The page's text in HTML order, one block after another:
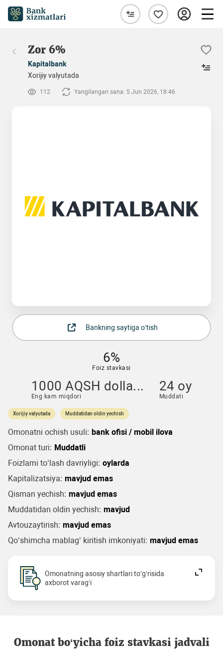
Zor 6%
Kapitalbank
Xorijiy valyutada
112 Yangilangan sana: 5 Jun 2026, 18:46
Bankning saytiga o‘tish
6%
Foiz stavkasi
1000 AQSH dolla...
Eng kam miqdori
24 oy
Muddati
Xorijiy valyutada Muddatidan oldin yechish
Omonatni ochish usuli: bank ofisi / mobil ilova
Omonat turi: Muddatli
Foizlarni to‘lash davriyligi: oylarda
Kapitalizatsiya: mavjud emas
Qisman yechish: mavjud emas
Muddatidan oldin yechish: mavjud
Avtouzaytirish: mavjud emas
Qo‘shimcha mablag‘ kiritish imkoniyati: mavjud emas
Omonatning asosiy shartlari to‘g‘risida
axborot varag‘i
Omonat bo‘yicha foiz stavkasi jadvali